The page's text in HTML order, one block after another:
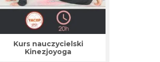
Kurs nauczycielski
Kinezjoyoga